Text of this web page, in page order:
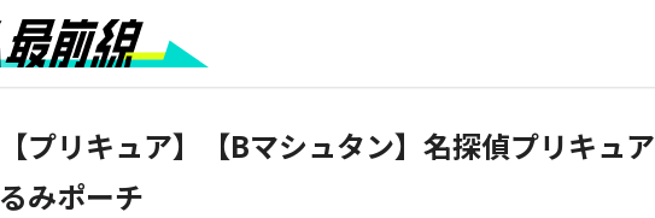
【プリキュア】【Bマシュタン】名探偵プリキュ
るみポーチ